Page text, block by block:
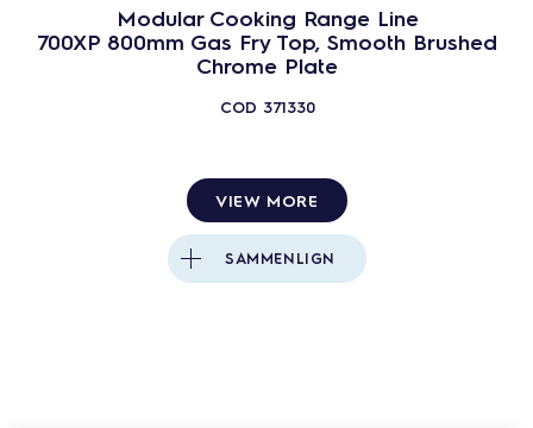
Modular Cooking Range Line
700XP 800mm Gas Fry Top, Smooth Brushed
Chrome Plate
COD 371330
VIEW MORE
SAMMENLIGN